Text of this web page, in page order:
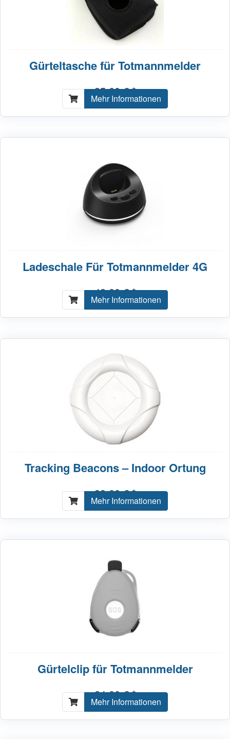
Gürteltasche für Totmannmelder
35,00 € *
Mehr Informationen
Ladeschale Für Totmannmelder 4G
48,00 € *
Mehr Informationen
Tracking Beacons – Indoor Ortung
39,00 € *
Mehr Informationen
Gürtelclip für Totmannmelder
24,00 € *
Mehr Informationen